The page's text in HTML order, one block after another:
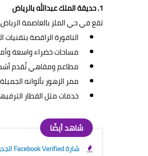
1. حديقة الملك عبدالله بالرياض
تقع في حي الملز بالعاصمة
النافورة الراقصة بتقنيات
مساحات خضراء واسعة
مطاعم ومقاهي تُقدم
ممر الزهور بألوانه
خدمات مثل القطار
شاهد أيضًا
شارة Facebook Verified الجديدة: هل توثيق فيسبوك أصبح مجانيًا؟ الفرق بينها وبين العلامة الزرقاء